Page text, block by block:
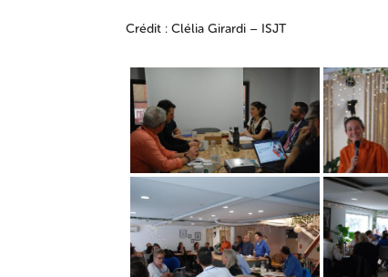
Crédit : Clélia Girardi – ISJT